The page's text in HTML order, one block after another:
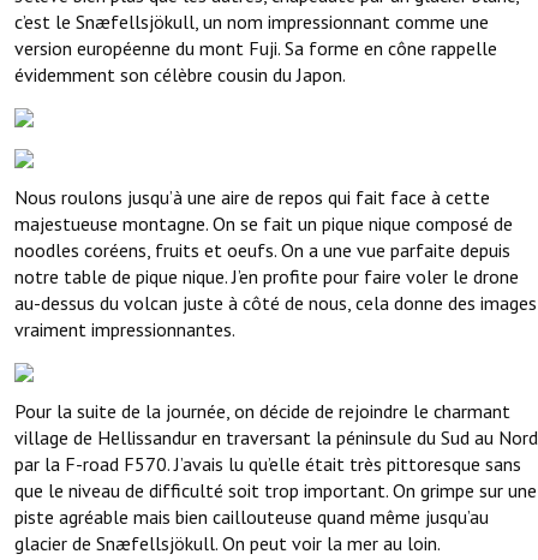
c’est le Snæfellsjökull, un nom impressionnant comme une
version européenne du mont Fuji. Sa forme en cône rappelle
évidemment son célèbre cousin du Japon.
Nous roulons jusqu’à une aire de repos qui fait face à cette
majestueuse montagne. On se fait un pique nique composé de
noodles coréens, fruits et oeufs. On a une vue parfaite depuis
notre table de pique nique. J’en profite pour faire voler le drone
au-dessus du volcan juste à côté de nous, cela donne des images
vraiment impressionnantes.
Pour la suite de la journée, on décide de rejoindre le charmant
village de Hellissandur en traversant la péninsule du Sud au Nord
par la F-road F570. J’avais lu qu’elle était très pittoresque sans
que le niveau de difficulté soit trop important. On grimpe sur une
piste agréable mais bien caillouteuse quand même jusqu’au
glacier de Snæfellsjökull. On peut voir la mer au loin.